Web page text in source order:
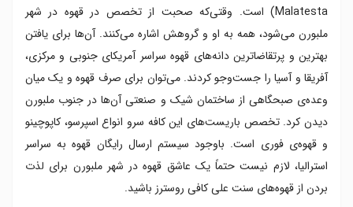
Malatesta) است. وقتی‌که صحبت از تخصص در قهوه در شهر
ملبورن می‌شود، همه به او و گروهش اشاره می‌کنند. آن‌ها برای یافتن
بهترین و پرتقاضاترین دانه‌های قهوه سراسر آمریکای جنوبی و مرکزی،
آفریقا و آسیا را جست‌وجو کردند. می‌توان برای صرف قهوه و یک میان
وعده‌ی صبحگاهی از ساختمان شیک و صنعتی آن‌ها در جنوب ملبورن
دیدن کرد. تخصص باریست‌های این کافه سرو انواع اسپرسو، کاپوچینو
و قهوه‌ی فوری است. باوجود سیستم ارسال رایگان قهوه به سراسر
استرالیا، لازم نیست حتماً یک عاشق قهوه در شهر ملبورن برای لذت
بردن از قهوه‌های سنت علی کافی روسترز باشید.